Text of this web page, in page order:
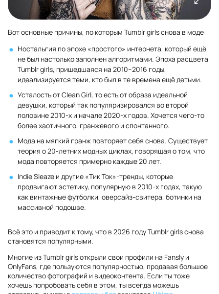
Вот основные причины, по которым Tumblr girls снова в моде:
Ностальгия по эпохе «простого» интернета, который ещё
не был настолько заполнен алгоритмами. Эпоха расцвета
Tumblr girls, пришедшаяся на 2010–2016 годы,
идеализируется теми, кто был в те времена ещё детьми.
Усталость от Clean Girl, то есть от образа идеальной
девушки, который так популяризировался во второй
половине 2010-х и начале 2020-х годов. Хочется чего-то
более хаотичного, гранжевого и спонтанного.
Мода на мягкий гранж повторяет себя снова. Существует
теория о 20-летних модных циклах, говорящая о том, что
мода повторяется примерно каждые 20 лет.
Indie Sleaze и другие «Тик Ток»-тренды, которые
продвигают эстетику, популярную в 2010-х годах, такую
как винтажные футболки, оверсайз-свитера, ботинки на
массивной подошве.
Всё это и приводит к тому, что в 2026 году Tumblr girls снова
становятся популярными.
Многие из Tumblr girls открыли свои профили на Fansly и
OnlyFans, где пользуются популярностью, продавая большое
количество фотографий и видеоконтента. Если ты тоже
хочешь попробовать себя в этом, ты всегда можешь